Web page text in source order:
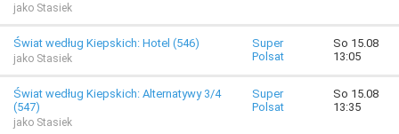
jako Stasiek
Świat według Kiepskich: Hotel (546)
jako Stasiek
Super
Polsat
So 15.08
13:05
Świat według Kiepskich: Alternatywy 3/4
(547)
jako Stasiek
Super
Polsat
So 15.08
13:35